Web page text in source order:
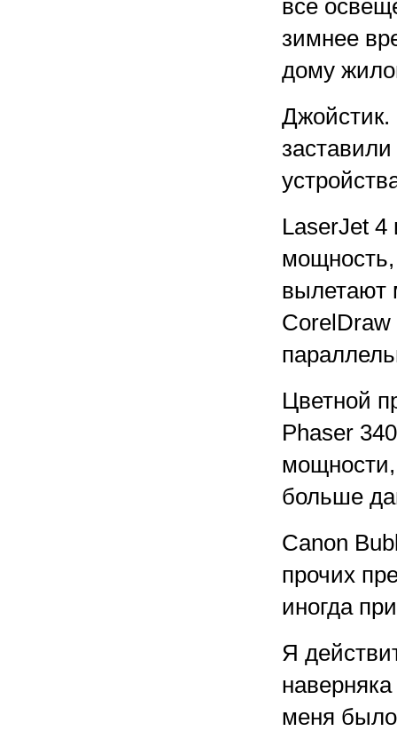
все
зимнее
дому
Джойстик.
LaserJet 4
вылетают
CorelDraw
Цветной
Phaser
больше
Canon
прочих
иногда
Я
меня